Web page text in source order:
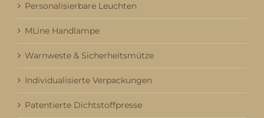
Personalisierbare Leuchten
MLine Handlampe
Warnweste & Sicherheitsmütze
Individualisierte Verpackungen
Patentierte Dichtstoffpresse